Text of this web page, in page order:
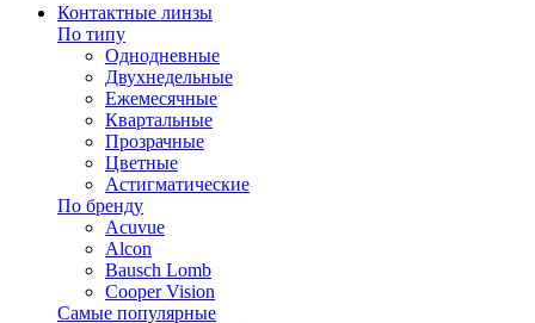
Контактные линзы
По типу
Однодневные
Двухнедельные
Ежемесячные
Квартальные
Прозрачные
Цветные
Астигматические
По бренду
Acuvue
Alcon
Bausch Lomb
Cooper Vision
Самые популярные